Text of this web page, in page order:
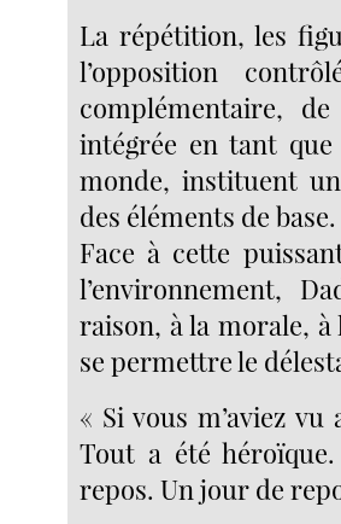
La répétition, les
l’opposition
complémentaire,
intégrée en tant
monde, instituent
des éléments de base.
Face à cette
l’environnement,
raison, à la morale,
se permettre le
« Si vous m’aviez
Tout a été
repos. Un jour de